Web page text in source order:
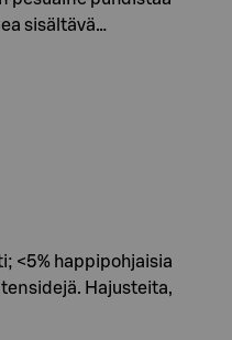
sisältävä…
<5% happipohjaisia
Hajusteita,